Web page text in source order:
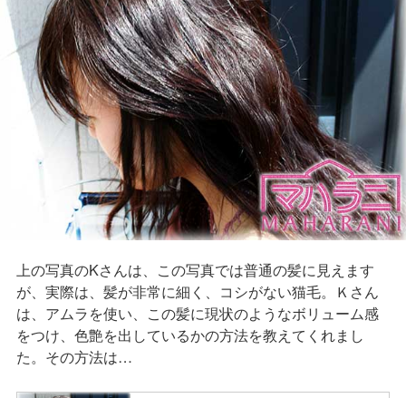
上の写真のKさんは、この写真では普通の髪に見えます
が、実際は、髪が非常に細く、コシがない猫毛。Ｋさん
は、アムラを使い、この髪に現状のようなボリューム感
をつけ、色艶を出しているかの方法を教えてくれまし
た。その方法は…